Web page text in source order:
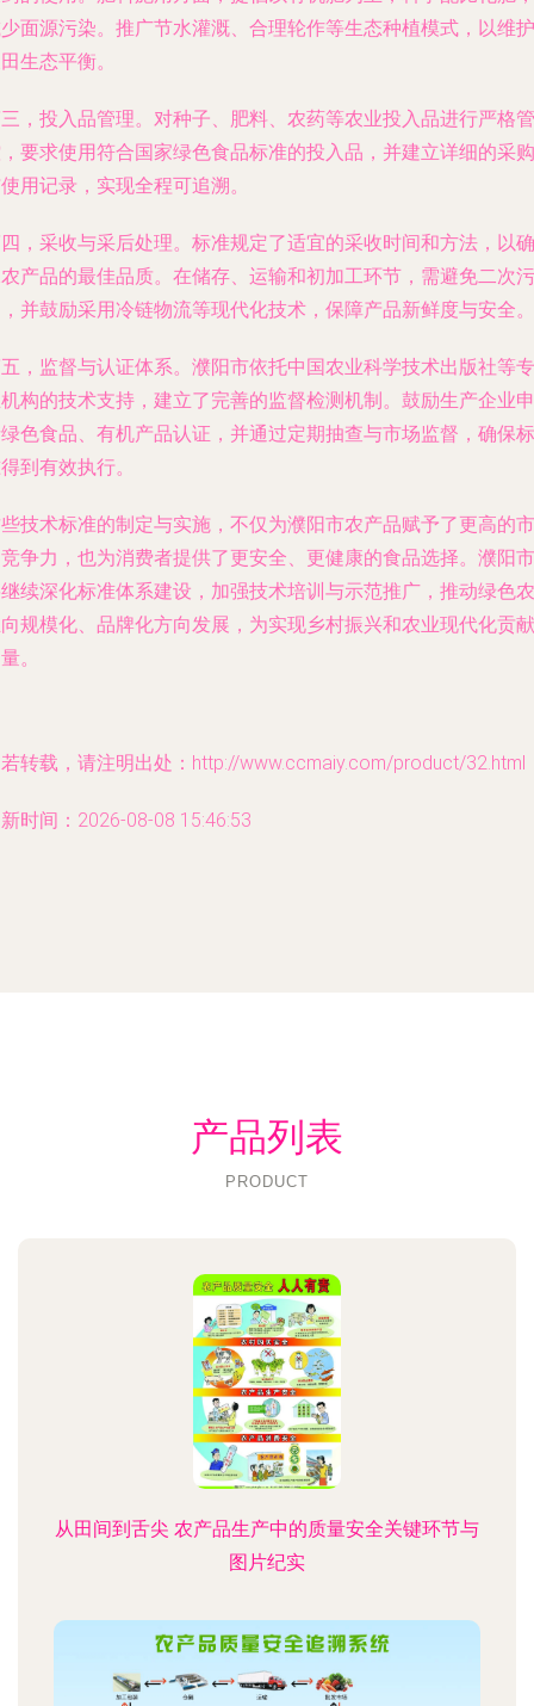
面源污染。推广节水灌溉、合理轮作等生态种植模式，以维护
生态平衡。
，投入品管理。对种子、肥料、农药等农业投入品进行严格管
要求使用符合国家绿色食品标准的投入品，并建立详细的采购
用记录，实现全程可追溯。
，采收与采后处理。标准规定了适宜的采收时间和方法，以确
产品的最佳品质。在储存、运输和初加工环节，需避免二次污
并鼓励采用冷链物流等现代化技术，保障产品新鲜度与安全。
，监督与认证体系。濮阳市依托中国农业科学技术出版社等专
构的技术支持，建立了完善的监督检测机制。鼓励生产企业申
色食品、有机产品认证，并通过定期抽查与市场监督，确保标
到有效执行。
技术标准的制定与实施，不仅为濮阳市农产品赋予了更高的市
争力，也为消费者提供了更安全、更健康的食品选择。濮阳市
续深化标准体系建设，加强技术培训与示范推广，推动绿色农
规模化、品牌化方向发展，为实现乡村振兴和农业现代化贡献
。
转载，请注明出处：http://www.ccmaiy.com/product/32.html
时间：2026-08-08 15:46:53
产品列表
PRODUCT
从田间到舌尖 农产品生产中的质量安全关键环节与
图片纪实